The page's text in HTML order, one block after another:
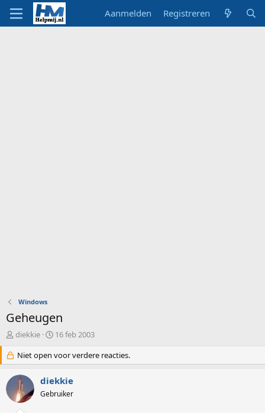
Aanmelden Registreren
Windows
Geheugen
O
d
e
r
w
e
diekkie
S
a
r
t
d
a
16 feb 2003
Niet open voor verdere reacties.
diekkie
Gebruiker